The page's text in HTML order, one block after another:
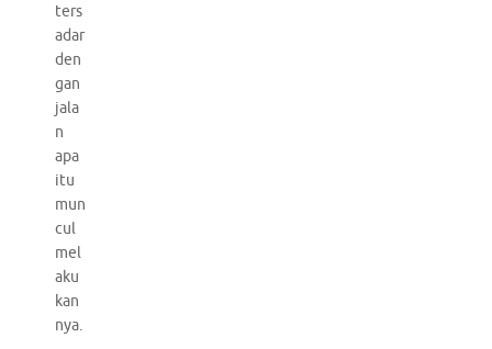
ters
adar
den
gan
jala
n
apa
itu
mun
cul
mel
aku
kan
nya.